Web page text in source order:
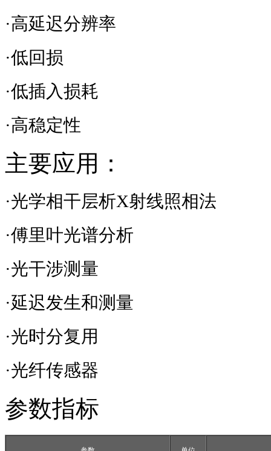
·高延迟分辨率
·低回损
·低插入损耗
·高稳定性
主要应用：
·光学相干层析X射线照相法
·傅里叶光谱分析
·光干涉测量
·延迟发生和测量
·光时分复用
·光纤传感器
参数指标